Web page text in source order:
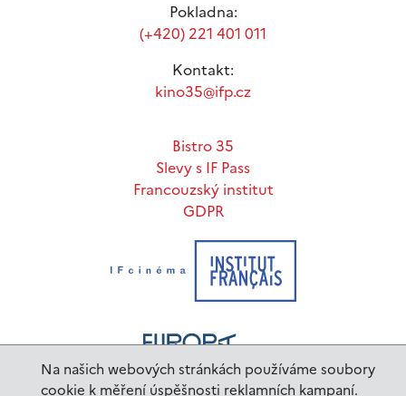
Na našich webových stránkách používáme soubory
cookie k měření úspěšnosti reklamních kampaní.
Pokladna:
(+420) 221 401 011
Kontakt:
kino35@ifp.cz
Bistro 35
Slevy s IF Pass
Francouzský institut
GDPR